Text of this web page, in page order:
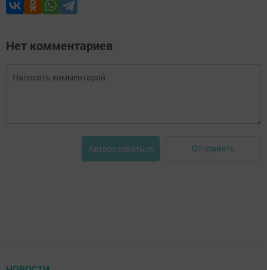
Нет комментариев
Авторизоваться Отправить